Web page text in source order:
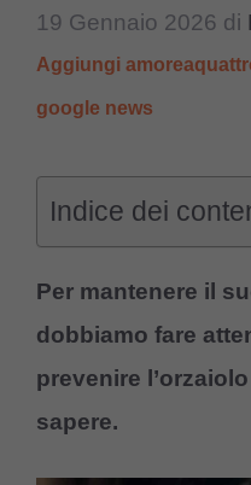
19 Gennaio 2026 di
Aggiungi
google news
Indice dei
Per mantenere il
dobbiamo fare
prevenire
sapere.